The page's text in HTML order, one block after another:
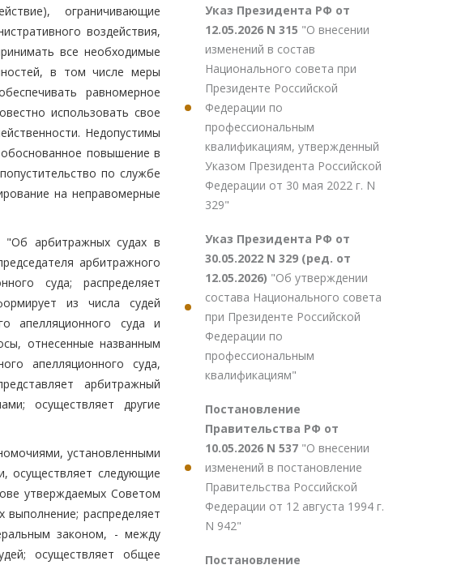
ограничивающие
воздействия,
все необходимые
в том числе меры
равномерное
использовать свое
Недопустимы
повышение в
по службе
на неправомерные
"Об арбитражных судах в
арбитражного
суда; распределяет
из числа судей
апелляционного суда и
отнесенные названным
апелляционного суда,
арбитражный
осуществляет другие
установленными
осуществляет следующие
утверждаемых Советом
выполнение; распределяет
законом, - между
осуществляет общее
Указ Президента РФ от
12.05.2026 N 315 "О внесении
изменений в состав
Национального совета при
Президенте Российской
Федерации по
профессиональным
квалификациям, утвержденный
Указом Президента Российской
Федерации от 30 мая 2022 г. N
329"
Указ Президента РФ от
30.05.2022 N 329 (ред. от
12.05.2026) "Об утверждении
состава Национального совета
при Президенте Российской
Федерации по
профессиональным
квалификациям"
Постановление
Правительства РФ от
10.05.2026 N 537 "О внесении
изменений в постановление
Правительства Российской
Федерации от 12 августа 1994 г.
N 942"
Постановление